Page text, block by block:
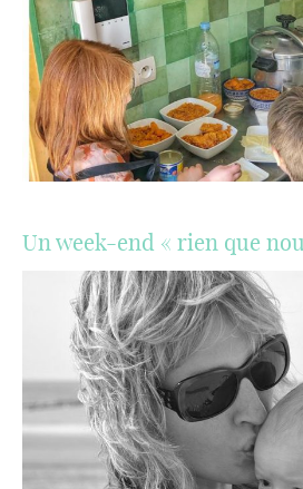
Un week-end « rien que